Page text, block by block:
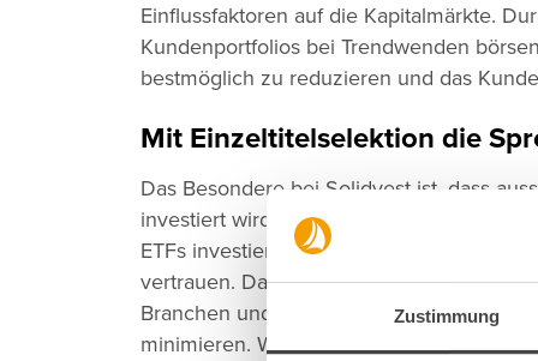
Zustimmung
Einflussfaktoren auf die Kapitalmärkte.
Kundenportfolios bei Trendwenden
bestmöglich zu reduzieren und das
Mit Einzeltitelselektion die
Das Besondere bei Solidvest ist, dass
investiert wird. Damit hebt sich Solidvest
ETFs investieren. Der Kunde kann dabei
vertrauen. Das DJE-Analystenteam
Branchen und Regionen, um das
minimieren. Wichtige Kriterien sind hier